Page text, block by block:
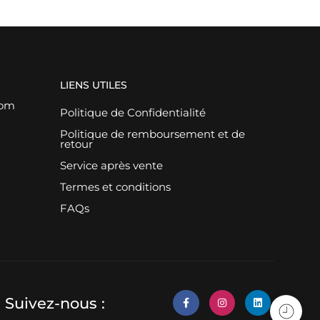
LIENS UTILES
Politique de Confidentialité
Politique de remboursement et de
retour
Service après vente
Termes et conditions
FAQs
Suivez-nous :